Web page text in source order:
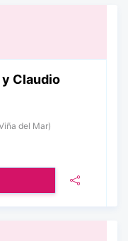
Claudio
del Mar)